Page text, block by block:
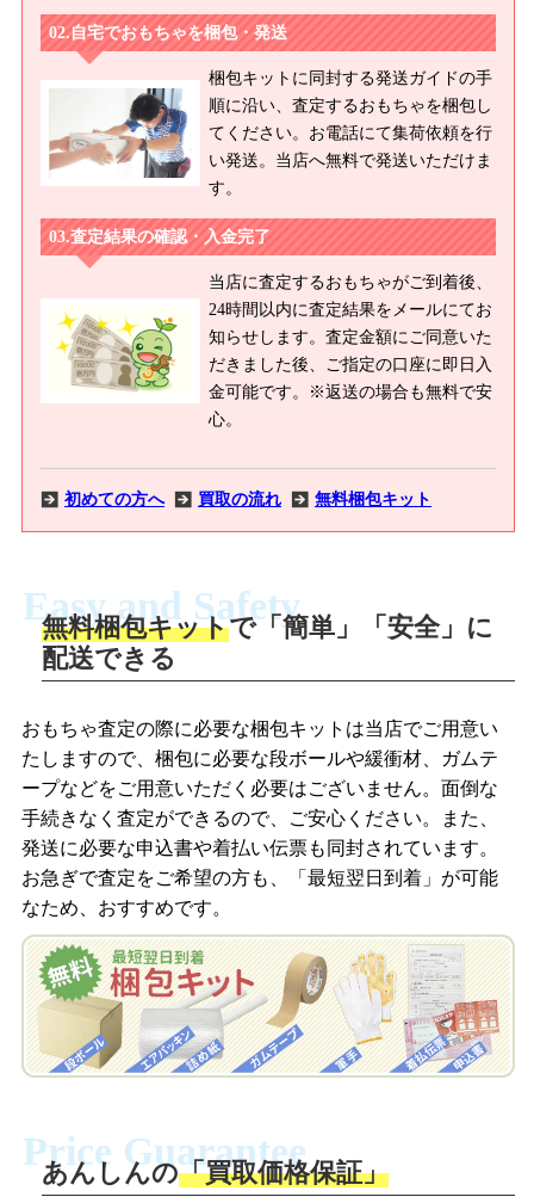
自宅でおもちゃを梱包・発送
梱包キットに同封する発送ガイドの手
順に沿い、査定するおもちゃを梱包し
てください。お電話にて集荷依頼を行
い発送。当店へ無料で発送いただけま
す。
査定結果の確認・入金完了
当店に査定するおもちゃがご到着後、
24時間以内に査定結果をメールにてお
知らせします。査定金額にご同意いた
だきました後、ご指定の口座に即日入
金可能です。※返送の場合も無料で安
心。
初めての方へ 買取の流れ 無料梱包キット
商品撮影
商品を撮影して、査定フォームから画像
を送信します。
梱包キットをメールで申し込み
査定結果をメールで確認し、梱包キット
を申し込みます。梱包キットは送料無料
でお届けします。
自宅でおもちゃを発送・梱包
梱包キットに同封する発送ガイドの手順
送。当店へ無料で発送いただけます。
入金完了
LINEの友だち追加・査定画像を送信
「ジョニージョイLINE査定」を友だちに
追加し、スマートフォンなどのカメラで
撮影したおもちゃの写真をトーク中に送
梱包キットをLINEで申し込み
査定結果をLINEで確認し、梱包キットを
申し込みます。梱包キットは送料無料で
お届けします。
自宅でおもちゃを発送・梱包
ださい。お電話にて集荷依頼を行い発
送。当店へ無料で発送いただけます。
Easy and Safety
無料梱包キットで「簡単」「安全」に
配送できる
おもちゃ査定の際に必要な梱包キットは当店でご用意い
たしますので、梱包に必要な段ボールや緩衝材、ガムテ
ープなどをご用意いただく必要はございません。面倒な
手続きなく査定ができるので、ご安心ください。また、
発送に必要な申込書や着払い伝票も同封されています。
お急ぎで査定をご希望の方も、「最短翌日到着」が可能
なため、おすすめです。
Price Guarantee
あんしんの「買取価格保証」